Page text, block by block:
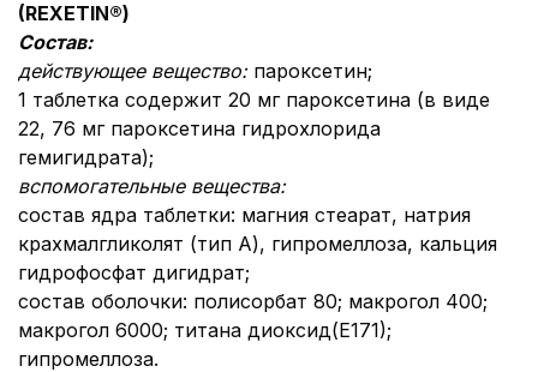
(REXETIN®)
Состав:
действующее вещество: пароксетин;
1 таблетка содержит 20 мг пароксетина (в виде
22, 76 мг пароксетина гидрохлорида
гемигидрата);
вспомогательные вещества:
состав ядра таблетки: магния стеарат, натрия
крахмалгликолят (тип А), гипромеллоза, кальция
гидрофосфат дигидрат;
состав оболочки: полисорбат 80; макрогол 400;
макрогол 6000; титана диоксид(Е171);
гипромеллоза.